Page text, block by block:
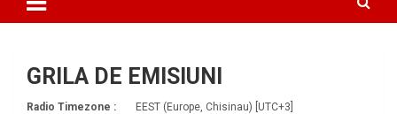
GRILA DE EMISIUNI
Radio Timezone : EEST (Europe, Chisinau) [UTC+3]